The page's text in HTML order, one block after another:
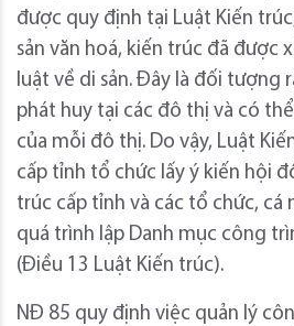
được quy định tại Luật Kiến
sản văn hoá, kiến trúc đã được
luật về di sản. Đây là đối tượng
phát huy tại các đô thị và có thể
của mỗi đô thị. Do vậy, Luật
cấp tỉnh tổ chức lấy ý kiến hội
trúc cấp tỉnh và các tổ chức, cá
quá trình lập Danh mục công
(Điều 13 Luật Kiến trúc).
NĐ 85 quy định việc quản lý